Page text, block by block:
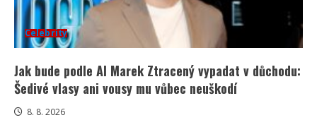
Celebrity
Jak bude podle AI Marek Ztracený vypadat v důchodu:
Šedivé vlasy ani vousy mu vůbec neuškodí
8. 8. 2026